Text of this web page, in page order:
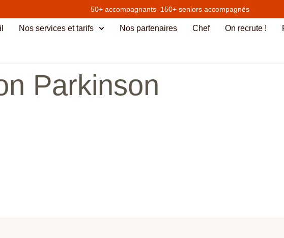
50+ accompagnants 150+ seniors accompagnés
Nos services et tarifs Nos partenaires Chef On recrute !
Parkinson